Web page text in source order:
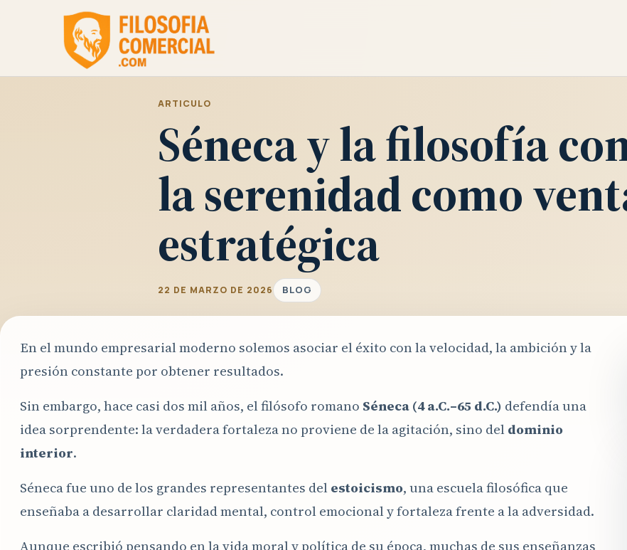
ARTICULO
Séneca y la filosofía
la serenidad como
estratégica
22 DE MARZO DE 2026 BLOG
En el mundo empresarial moderno solemos asociar el éxito con la velocidad, la ambición y la
presión constante por obtener resultados.
Sin embargo, hace casi dos mil años, el filósofo romano Séneca (4 a.C.–65 d.C.) defendía una
idea sorprendente: la verdadera fortaleza no proviene de la agitación, sino del dominio
interior.
Séneca fue uno de los grandes representantes del estoicismo, una escuela filosófica que
enseñaba a desarrollar claridad mental, control emocional y fortaleza frente a la adversidad.
Aunque escribió pensando en la vida moral y política de su época, muchas de sus enseñanzas